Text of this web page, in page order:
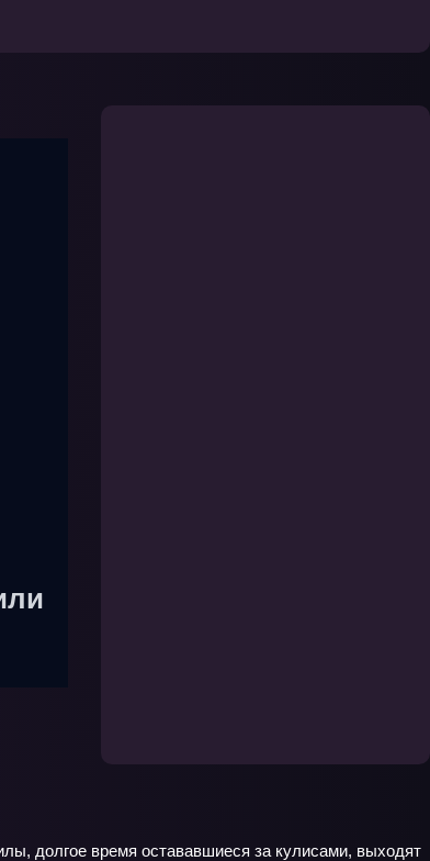
долгое время остававшиеся за кулисами, выходят